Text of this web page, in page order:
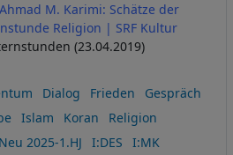
M. Karimi: Schätze der
Religion | SRF Kultur
(23.04.2019)
Dialog Frieden
Gespräch
Islam Koran
Religion
Neu 2025-1.HJ I:DES
I:MK